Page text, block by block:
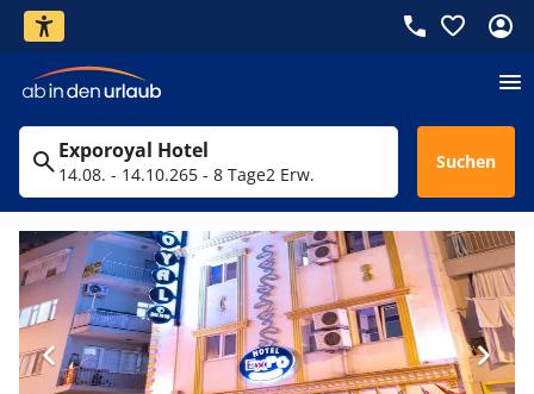
Exporoyal Hotel
14.08. - 14.10.265 - 8 Tage2 Erw.
Suchen